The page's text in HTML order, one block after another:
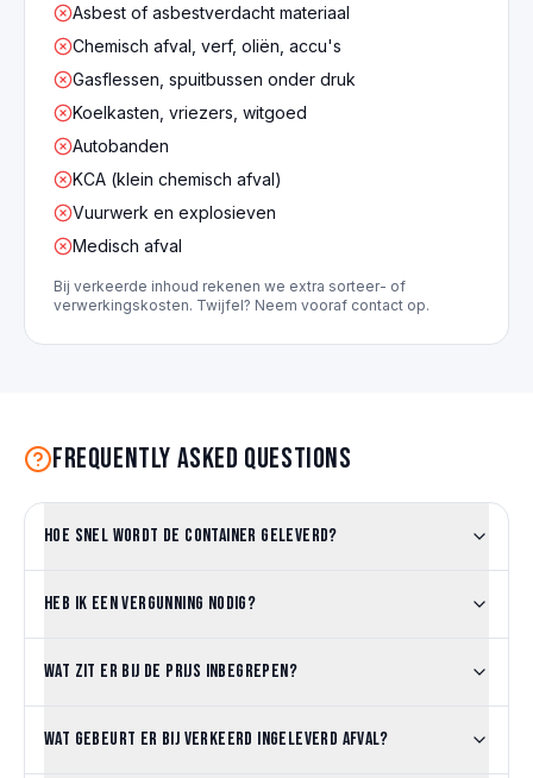
Asbest of asbestverdacht materiaal
Chemisch afval, verf, oliën, accu's
Gasflessen, spuitbussen onder druk
Koelkasten, vriezers, witgoed
Autobanden
KCA (klein chemisch afval)
Vuurwerk en explosieven
Medisch afval
Bij verkeerde inhoud rekenen we extra sorteer- of
verwerkingskosten. Twijfel? Neem vooraf contact op.
Frequently asked questions
Hoe snel wordt de container geleverd?
Heb ik een vergunning nodig?
Wat zit er bij de prijs inbegrepen?
Wat gebeurt er bij verkeerd ingeleverd afval?